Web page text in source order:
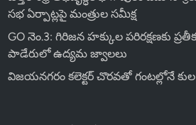
సభ ఏర్పాట్లపై మంత్రుల సమీక్ష
GO నెం.3: గిరిజన హక్కుల పరిరక్షణకు
పాడేరులో ఉద్యమ జ్వాలలు
విజయనగరం కలెక్టర్ చొరవతో గంటల్లోనే కుల